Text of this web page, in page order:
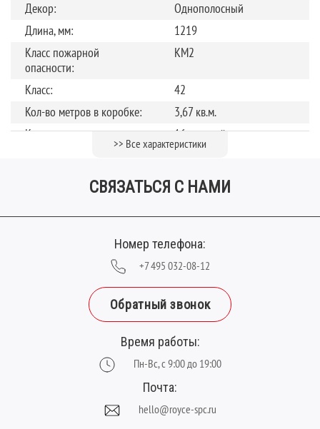
Декор:
Однополосный
Длина, мм:
1219
Класс пожарной
опасности:
КМ2
Класс:
42
Кол-во метров в коробке:
3,67 кв.м.
Количество штук в
16 панелей
Обработка поверхности:
Полуматовая
Рисунок:
Дуб
Страна производства:
Россия
до +27 градусов
2.5
V-образная
серый
Ширина планки (мм):
188
>> Все характеристики
СВЯЗАТЬСЯ С НАМИ
Номер телефона:
+7 495 032-08-12
Обратный звонок
Время работы:
Пн-Вс, с 9:00 до 19:00
Почта:
hello@royce-spc.ru